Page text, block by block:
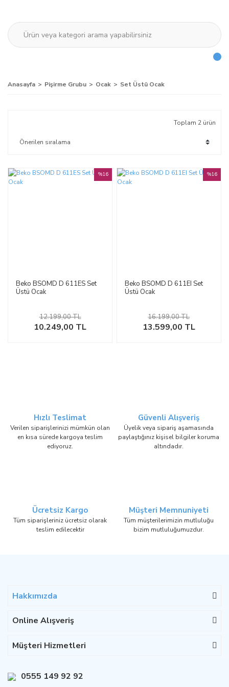
Anasayfa Pişirme Grubu Ocak Set Üstü Ocak
Toplam 2 ürün
Beko BSOMD D 611ES Set
Üstü Ocak
%16
10.249,00 TL
12.199,00 TL
Beko BSOMD D 611EI Set
Üstü Ocak
%16
13.599,00 TL
16.199,00 TL
Hızlı Teslimat
Verilen siparişlerinizi mümkün olan
en kısa sürede kargoya teslim
ediyoruz.
Güvenli Alışveriş
Üyelik veya sipariş aşamasında
paylaştığınız kişisel bilgiler koruma
altındadır.
Ücretsiz Kargo
Tüm siparişleriniz ücretsiz olarak
teslim edilecektir
Müşteri Memnuniyeti
Tüm müşterilerimizin mutluluğu
bizim mutluluğumuzdur.
Hakkımızda
Online Alışveriş
Müşteri Hizmetleri
0555 149 92 92